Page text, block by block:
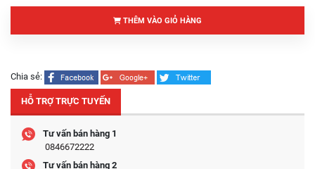
THÊM VÀO GIỎ HÀNG
Chia sẻ:
HỖ TRỢ TRỰC TUYẾN
Tư vấn bán hàng 1
0846672222
Tư vấn bán hàng 2